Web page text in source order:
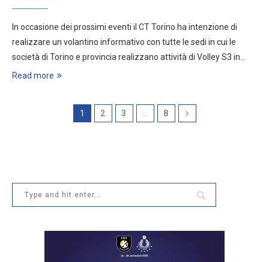
In occasione dei prossimi eventi il CT Torino ha intenzione di
realizzare un volantino informativo con tutte le sedi in cui le
società di Torino e provincia realizzano attività di Volley S3 in…
Read more
1 2 3 8